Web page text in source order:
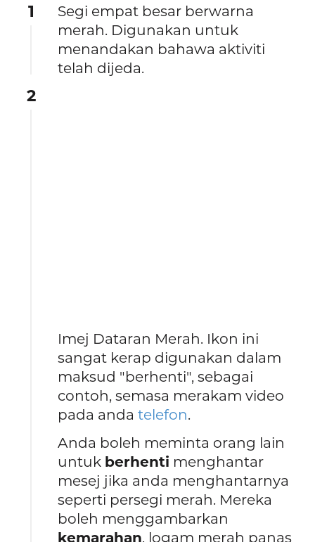
1
Segi empat besar berwarna
merah. Digunakan untuk
menandakan bahawa aktiviti
telah dijeda.
2
Imej Dataran Merah. Ikon ini
sangat kerap digunakan dalam
maksud "berhenti", sebagai
contoh, semasa merakam video
pada andatelefon.
Anda boleh meminta orang lain
untuk berhenti menghantar
mesej jika anda menghantarnya
seperti persegi merah. Mereka
boleh menggambarkan
kemarahan, logam merah panas